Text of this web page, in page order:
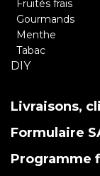
Fruités frais
Gourmands
Menthe
Tabac
DIY
Livraisons,
Formulaire
Programme